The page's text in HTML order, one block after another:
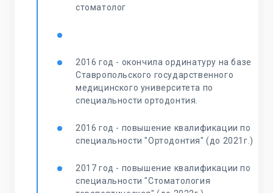
стоматолог
2016 год - окончила ординатуру на базе
Ставропольского государственного
медицинского университета по
специальности ортодонтия.
2016 год - повышение квалификации по
специальности "Ортодонтия" (до 2021г.)
2017 год - повышение квалификации по
специальности "Стоматология